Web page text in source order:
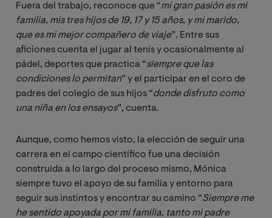
Fuera del trabajo, reconoce que “mi gran pasión es mi
familia, mis tres hijos de 19, 17 y 15 años, y mi marido,
que es mi mejor compañero de viaje”. Entre sus
aficiones cuenta el jugar al tenis y ocasionalmente al
pádel, deportes que practica “siempre que las
condiciones lo permitan” y el participar en el coro de
padres del colegio de sus hijos “donde disfruto como
una niña en los ensayos”, cuenta.
Aunque, como hemos visto, la elección de seguir una
carrera en el campo científico fue una decisión
construida a lo largo del proceso mismo, Mónica
siempre tuvo el apoyo de su familia y entorno para
seguir sus instintos y encontrar su camino “Siempre me
he sentido apoyada por mi familia, tanto mi padre